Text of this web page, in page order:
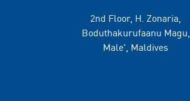
2nd Floor, H. Zonaria,
Boduthakurufaanu Magu,
Male', Maldives